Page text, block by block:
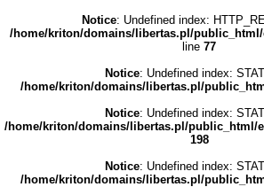
Notice: Undefined index:
/home/kriton/domains/libertas.pl/
line 77
Notice: Undefined index:
/home/kriton/domains/libertas.pl/
Notice: Undefined index:
/home/kriton/domains/libertas.pl/public_html/
198
Notice: Undefined index:
/home/kriton/domains/libertas.pl/